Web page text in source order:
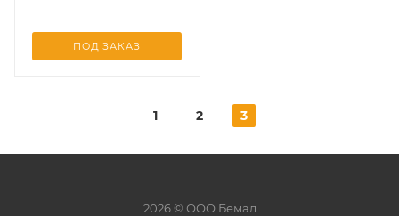
ПОД ЗАКАЗ
1 2 3
2026 © ООО Бемал